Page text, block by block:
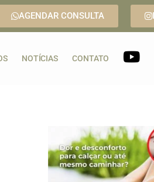
AGENDAR CONSULTA
NOTÍCIAS CONTATO